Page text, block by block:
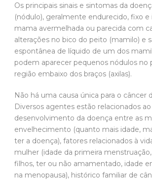
Os principais sinais e sintomas da
(nódulo), geralmente endurecido, fixo e
mama avermelhada ou parecida com
alterações no bico do peito (mamilo) e
espontânea de líquido de um dos
podem aparecer pequenos nódulos no
região embaixo dos braços (axilas).
Não há uma causa única para o câncer
Diversos agentes estão relacionados ao
desenvolvimento da doença entre as
envelhecimento (quanto mais idade,
ter a doença), fatores relacionados à
mulher (idade da primeira
filhos, ter ou não amamentado, idade
na menopausa), histórico familiar de